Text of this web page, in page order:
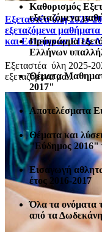
Εξεταστέα ύλη 2025-
εξεταζόμενα
και Εσπερινών
Εξεταστέα ύλη 2025-
εξεταζόμενα μα...
Καθορισμός
εξεταζόμενα
Πρόγραμμα
Ελλήνων
Θέματα
2017"
Αποτελέσματα
Θέματα και
"Εύδημος 2016"
Εισαγωγή
έτος 2016-2017
Όλα τα ονόματα
από τα